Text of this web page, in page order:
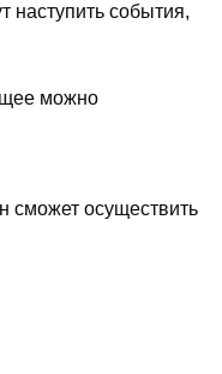
наступить события,
можно
сможет осуществить